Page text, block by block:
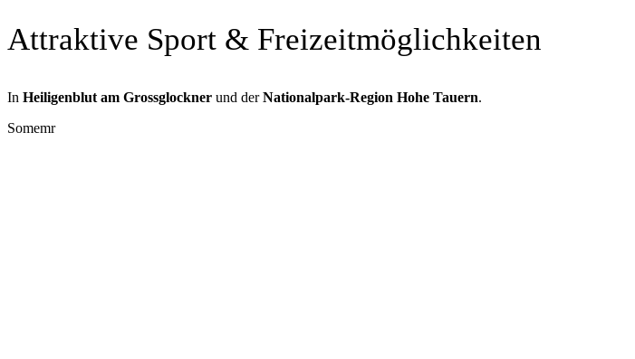
Attraktive Sport & Freizeitmöglichkeiten
In Heiligenblut am Grossglockner und derNationalpark-Region Hohe Tauern.
Somemr